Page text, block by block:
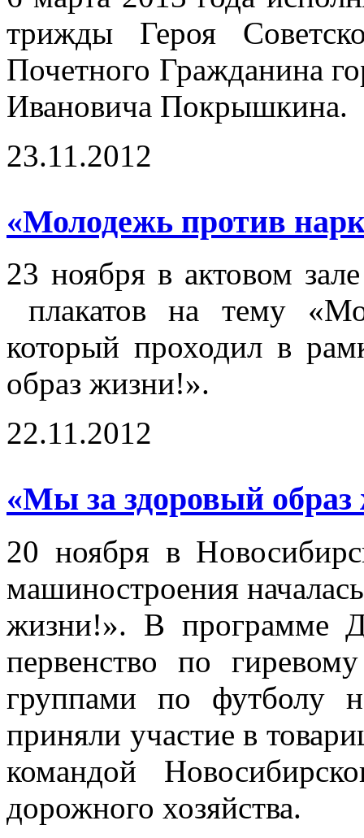
трижды Героя
Почетного Гражданина
Ивановича Покрышкина.
23.11.2012
«Молодежь против
23 ноября в актовом
плакатов на тему
который проходил в
образ жизни!».
22.11.2012
«Мы за здоровый
20 ноября в
машиностроения
жизни!». В программе
первенство по
группами по футболу
приняли участие в
командой
дорожного хозяйства.